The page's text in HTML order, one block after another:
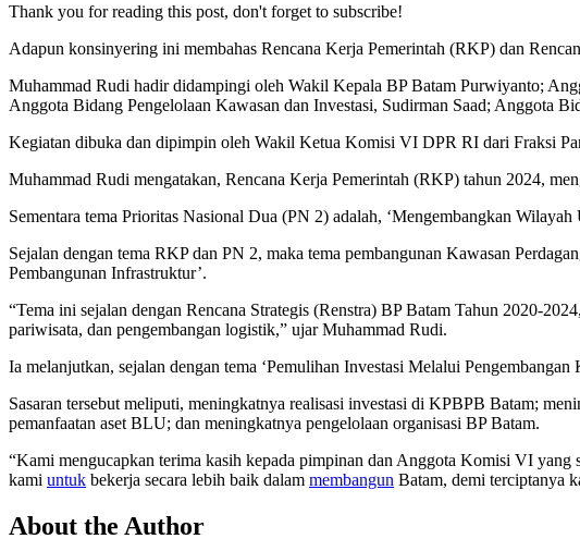
Thank you for reading this post, don't forget to subscribe!
Adapun konsinyering ini membahas Rencana Kerja Pemerintah (RKP) dan
Muhammad Rudi hadir didampingi oleh Wakil Kepala BP Batam Purwiyanto;
Anggota Bidang Pengelolaan Kawasan dan Investasi, Sudirman Saad; Anggota
Kegiatan dibuka dan dipimpin oleh Wakil Ketua Komisi VI DPR RI dari Fraksi
Muhammad Rudi mengatakan, Rencana Kerja Pemerintah (RKP) tahun 2024,
Sementara tema Prioritas Nasional Dua (PN 2) adalah, ‘Mengembangkan
Sejalan dengan tema RKP dan PN 2, maka tema pembangunan Kawasan
Pembangunan Infrastruktur’.
“Tema ini sejalan dengan Rencana Strategis (Renstra) BP Batam Tahun 2020-
pariwisata, dan pengembangan logistik,” ujar Muhammad Rudi.
Ia melanjutkan, sejalan dengan tema ‘Pemulihan Investasi Melalui
Sasaran tersebut meliputi, meningkatnya realisasi investasi di KPBPB Batam;
pemanfaatan aset BLU; dan meningkatnya pengelolaan organisasi BP Batam.
“Kami mengucapkan terima kasih kepada pimpinan dan Anggota Komisi VI
kami untuk bekerja secara lebih baik dalam membangun Batam, demi terciptanya
About the Author